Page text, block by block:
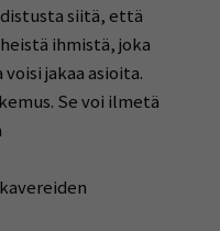
siitä, että
ihmistä, joka
jakaa asioita.
Se voi ilmetä